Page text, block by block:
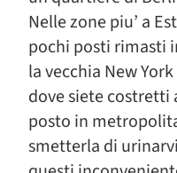
Nelle zone piu’ a
pochi posti rimasti
la vecchia New
dove siete costretti
posto in
smetterla di